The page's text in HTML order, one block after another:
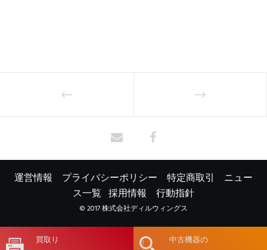
買取り
中古機器の
運営情報 プライバシーポリシー 特定商取引
ニュー
ス一覧 採用情報 行動指針
© 2017 株式会社ディルウィングス